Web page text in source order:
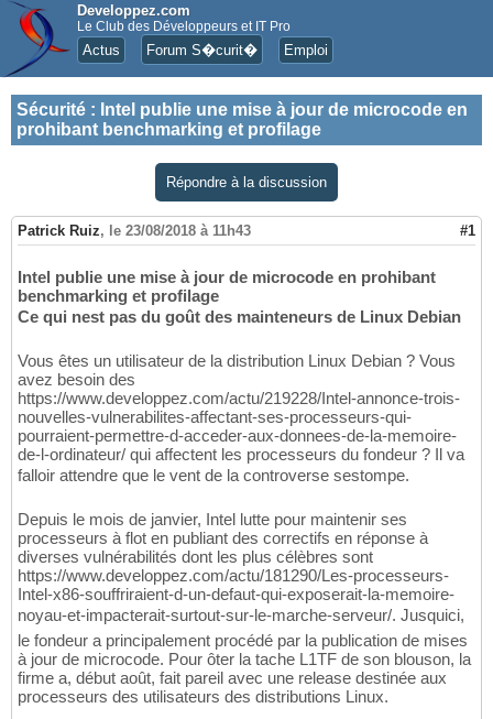
Developpez.com
Le Club des Développeurs et IT Pro
Actus Forum S�curit� Emploi
Sécurité : Intel publie une mise à jour de microcode en
prohibant benchmarking et profilage
Répondre à la discussion
Patrick Ruiz, le 23/08/2018 à 11h43 #1
Intel publie une mise à jour de microcode en prohibant
benchmarking et profilage
Ce qui nest pas du goût des mainteneurs de Linux Debian
Vous êtes un utilisateur de la distribution Linux Debian ? Vous
avez besoin des
https://www.developpez.com/actu/219228/Intel-annonce-trois-
nouvelles-vulnerabilites-affectant-ses-processeurs-qui-
pourraient-permettre-d-acceder-aux-donnees-de-la-memoire-
de-l-ordinateur/ qui affectent les processeurs du fondeur ? Il va
falloir attendre que le vent de la controverse sestompe.
Depuis le mois de janvier, Intel lutte pour maintenir ses
processeurs à flot en publiant des correctifs en réponse à
diverses vulnérabilités dont les plus célèbres sont
https://www.developpez.com/actu/181290/Les-processeurs-
Intel-x86-souffriraient-d-un-defaut-qui-exposerait-la-memoire-
noyau-et-impacterait-surtout-sur-le-marche-serveur/. Jusquici,
le fondeur a principalement procédé par la publication de mises
à jour de microcode. Pour ôter la tache L1TF de son blouson, la
firme a, début août, fait pareil avec une release destinée aux
processeurs des utilisateurs des distributions Linux.